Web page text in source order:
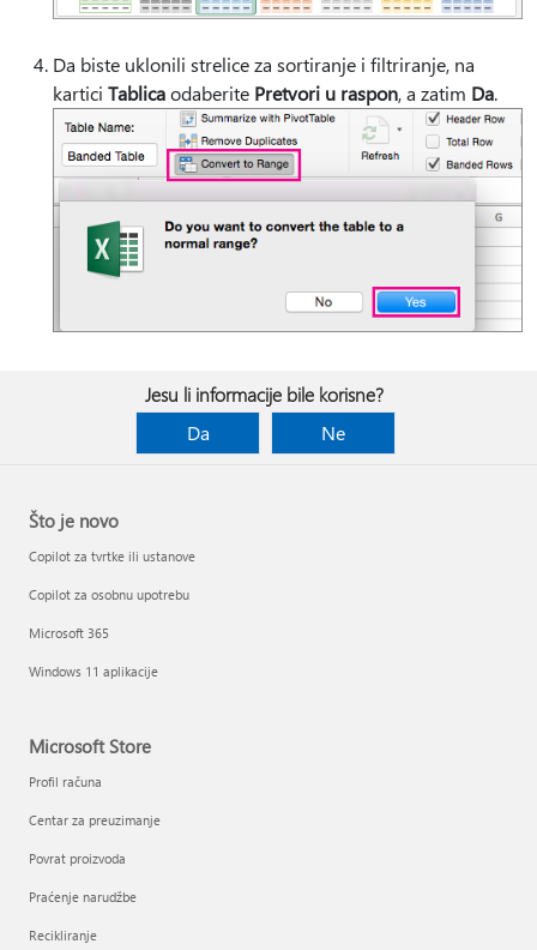
Da biste uklonili strelice za sortiranje i filtriranje, na
kartici Tablicaodaberite Pretvori u raspon, a zatim Da.
Jesu li informacije bile korisne?
Da
Ne
Što je novo
Copilot za tvrtke ili ustanove
Copilot za osobnu upotrebu
Microsoft 365
Windows 11 aplikacije
Microsoft Store
Profil računa
Centar za preuzimanje
Povrat proizvoda
Praćenje narudžbe
Recikliranje